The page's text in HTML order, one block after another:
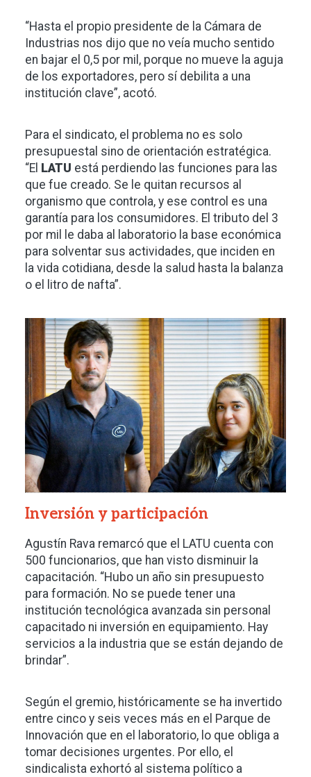
“Hasta el propio presidente de la Cámara de
Industrias nos dijo que no veía mucho sentido
en bajar el 0,5 por mil, porque no mueve la aguja
de los exportadores, pero sí debilita a una
institución clave”, acotó.
Para el sindicato, el problema no es solo
presupuestal sino de orientación estratégica.
“El LATU está perdiendo las funciones para las
que fue creado. Se le quitan recursos al
organismo que controla, y ese control es una
garantía para los consumidores. El tributo del 3
por mil le daba al laboratorio la base económica
para solventar sus actividades, que inciden en
la vida cotidiana, desde la salud hasta la balanza
o el litro de nafta”.
Imagen
Inversión y participación
Agustín Rava remarcó que el LATU cuenta con
500 funcionarios, que han visto disminuir la
capacitación. “Hubo un año sin presupuesto
para formación. No se puede tener una
institución tecnológica avanzada sin personal
capacitado ni inversión en equipamiento. Hay
servicios a la industria que se están dejando de
brindar”.
Según el gremio, históricamente se ha invertido
entre cinco y seis veces más en el Parque de
Innovación que en el laboratorio, lo que obliga a
tomar decisiones urgentes. Por ello, el
sindicalista exhortó al sistema político a